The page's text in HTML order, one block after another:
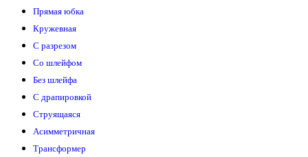
Прямая юбка
Кружевная
С разрезом
Со шлейфом
Без шлейфа
С драпировкой
Струящаяся
Асимметричная
Трансформер